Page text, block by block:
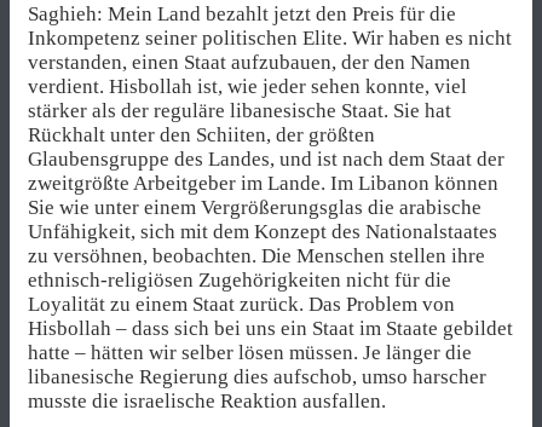
Saghieh: Mein Land bezahlt jetzt den Preis für die
Inkompetenz seiner politischen Elite. Wir haben es nicht
verstanden, einen Staat aufzubauen, der den Namen
verdient. Hisbollah ist, wie jeder sehen konnte, viel
stärker als der reguläre libanesische Staat. Sie hat
Rückhalt unter den Schiiten, der größten
Glaubensgruppe des Landes, und ist nach dem Staat der
zweitgrößte Arbeitgeber im Lande. Im Libanon können
Sie wie unter einem Vergrößerungsglas die arabische
Unfähigkeit, sich mit dem Konzept des Nationalstaates
zu versöhnen, beobachten. Die Menschen stellen ihre
ethnisch-religiösen Zugehörigkeiten nicht für die
Loyalität zu einem Staat zurück. Das Problem von
Hisbollah – dass sich bei uns ein Staat im Staate gebildet
hatte – hätten wir selber lösen müssen. Je länger die
libanesische Regierung dies aufschob, umso harscher
musste die israelische Reaktion ausfallen.